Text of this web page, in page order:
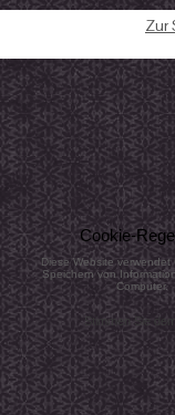
Zur
Cookie-
Diese Website verwendet
Speichern von
Computer.
Stimmen Sie dem